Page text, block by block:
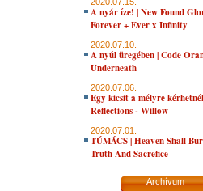
A nyár íze! | New Found
Forever + Ever x Infinity
2020.07.10.
A nyúl üregében | Code
Underneath
2020.07.06.
Egy kicsit a mélyre
Reflections - Willow
2020.07.01.
TÚMÁCS | Heaven Shall
Truth And Sacrefice
Archívum